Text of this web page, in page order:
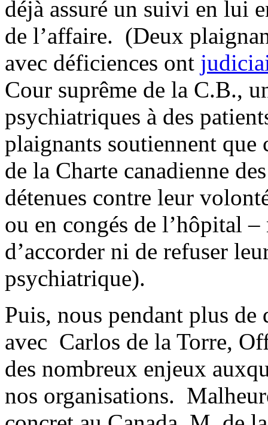
déjà assuré un suivi en lui
de l’affaire. (Deux
avec déficiences ont
Cour suprême de la C.B.,
psychiatriques à des
plaignants soutiennent
de la Charte canadienne
détenues contre leur
ou en congés de l’hôpital
d’accorder ni de refuser
psychiatrique).
Puis, nous pendant plus de
avec Carlos de la Torre,
des nombreux enjeux
nos organisations.